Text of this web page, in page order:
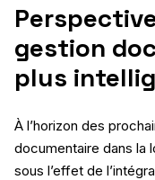
gestion
plus
À l’horizon des
documentaire dans la
sous l’effet de